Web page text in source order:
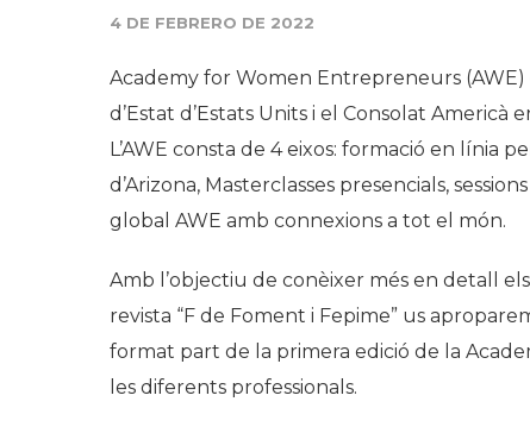
4 DE FEBRERO DE 2022
Academy for Women Entrepreneurs
d’Estat d’Estats Units i el Consolat
L’AWE consta de 4 eixos: formació en línia
d’Arizona, Masterclasses presencials,
global AWE amb connexions a tot el món.
Amb l’objectiu de conèixer més en detall
revista “F de Foment i Fepime” us
format part de la primera edició de la
les diferents professionals.